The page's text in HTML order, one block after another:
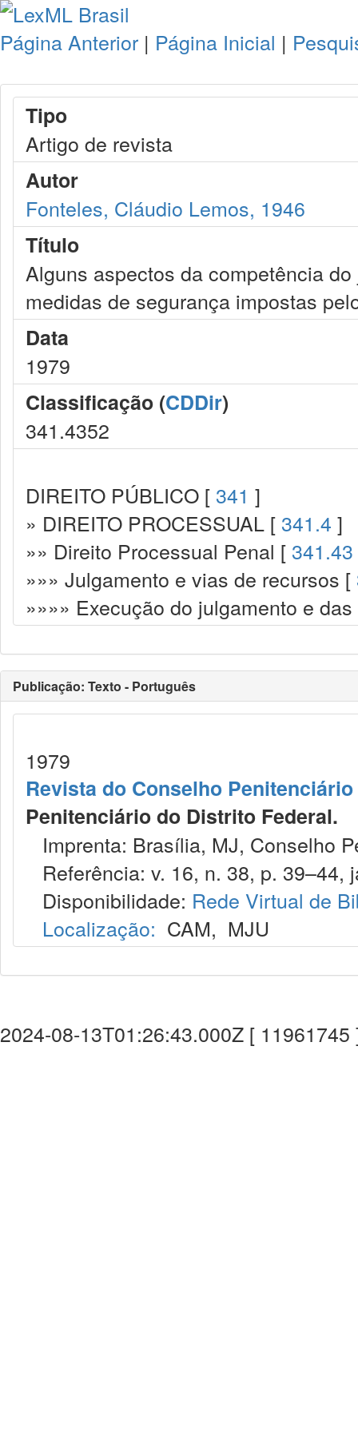
Página Anterior | Página Inicial |
Tipo
Artigo de revista
Autor
Fonteles, Cláudio Lemos, 1946
Título
Alguns aspectos da competência
medidas de segurança impostas
Data
1979
Classificação (CDDir)
341.4352
DIREITO PÚBLICO [ 341 ]
» DIREITO PROCESSUAL [ 341.4 ]
»» Direito Processual Penal [ 341.43
»»» Julgamento e vias de recursos [
»»»» Execução do julgamento e
Publicação: Texto - Português
1979
Revista do Conselho
Penitenciário do Distrito Federal.
Imprenta: Brasília, MJ, Conselho
Referência: v. 16, n. 38, p. 39–44,
Disponibilidade: Rede Virtual de
Localização: CAM, MJU
2024-08-13T01:26:43.000Z [ 11961745